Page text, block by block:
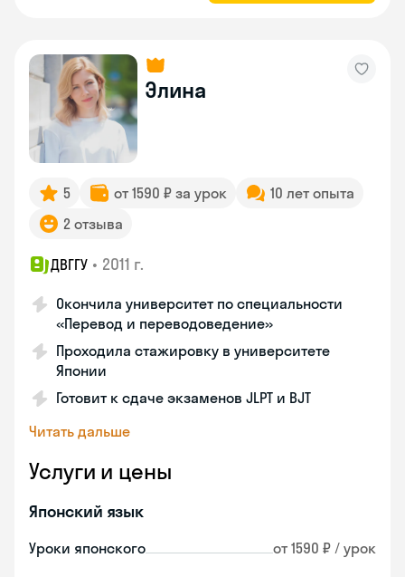
Элина
5 от 1590 ₽ за урок
10 лет опыта
2 отзыва
ДВГГУ • 2011 г.
Окончила университет по специальности
«Перевод и переводоведение»
Проходила стажировку в университете
Японии
Готовит к сдаче экзаменов JLPT и BJT
Читать дальше
Услуги и цены
Японский язык
Уроки японского от 1590 ₽ / урок